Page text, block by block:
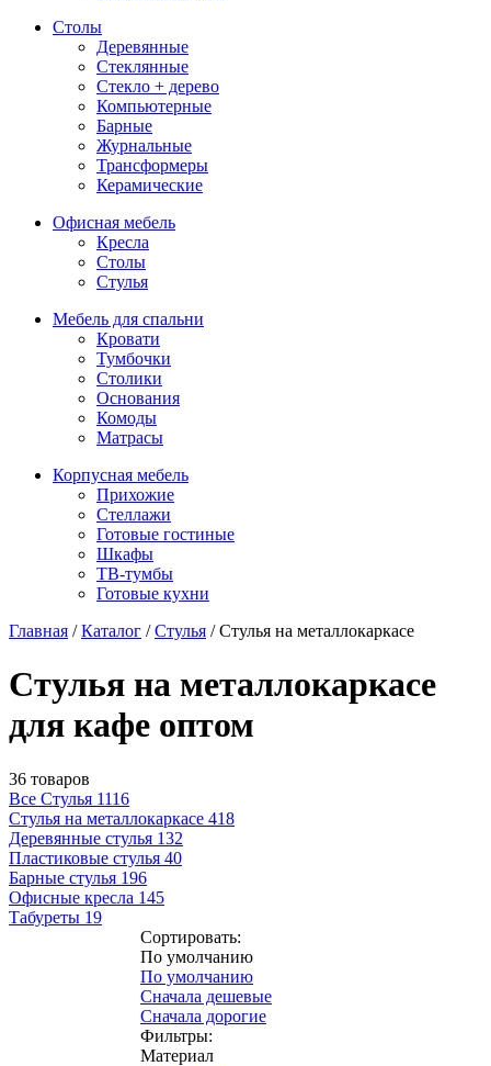
Столы
Деревянные
Стеклянные
Стекло + дерево
Компьютерные
Барные
Журнальные
Трансформеры
Керамические
Офисная мебель
Кресла
Столы
Стулья
Мебель для спальни
Кровати
Тумбочки
Столики
Основания
Комоды
Матрасы
Корпусная мебель
Прихожие
Стеллажи
Готовые гостиные
Шкафы
ТВ-тумбы
Готовые кухни
Главная /Каталог /Стулья /Стулья на металлокаркасе
Стулья на металлокаркасе
для кафе оптом
36 товаров
Все Стулья 1116
Стулья на металлокаркасе 418
Деревянные стулья 132
Пластиковые стулья 40
Барные стулья 196
Офисные кресла 145
Табуреты 19
Сортировать:
По умолчанию
По умолчанию
Сначала дешевые
Сначала дорогие
Фильтры:
Материал